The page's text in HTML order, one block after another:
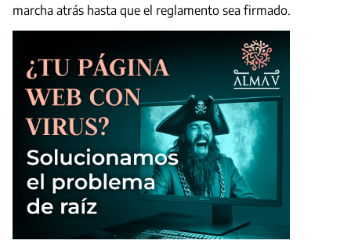
marcha atrás hasta que el reglamento sea firmado.